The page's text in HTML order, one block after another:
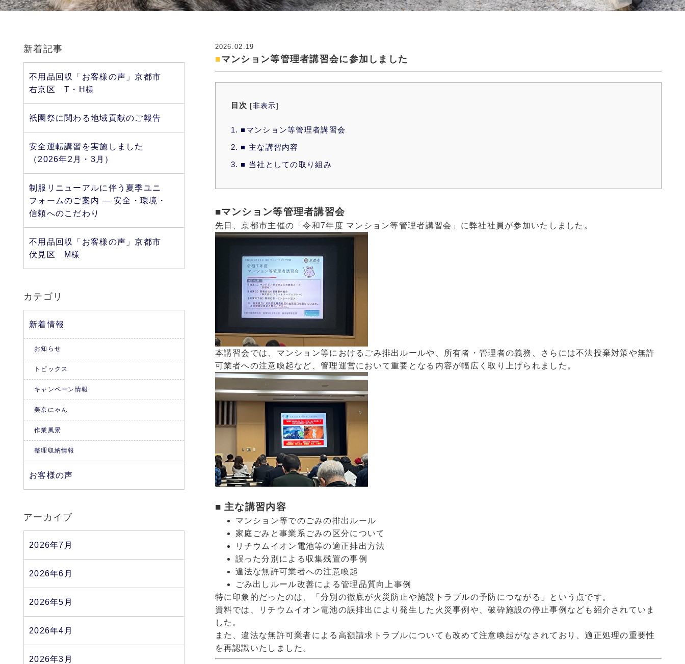
2026.02.19
マンション等管理者講習会に参加しました
目次 [非表示]
1. ■マンション等管理者講習会
2. ■ 主な講習内容
3. ■ 当社としての取り組み
■マンション等管理者講習会
先日、京都市主催の「令和7年度 マンション等管理者講習会」に弊社社員が参加いたしました。
本講習会では、マンション等におけるごみ排出ルールや、所有者・管理者の義務、さらには不法投棄対策や無許
可業者への注意喚起など、管理運営において重要となる内容が幅広く取り上げられました。
■ 主な講習内容
マンション等でのごみの排出ルール
家庭ごみと事業系ごみの区分について
リチウムイオン電池等の適正排出方法
誤った分別による収集残置の事例
違法な無許可業者への注意喚起
ごみ出しルール改善による管理品質向上事例
特に印象的だったのは、「分別の徹底が火災防止や施設トラブルの予防につながる」という点です。
資料では、リチウムイオン電池の誤排出により発生した火災事例や、破砕施設の停止事例なども紹介されていま
した。
また、違法な無許可業者による高額請求トラブルについても改めて注意喚起がなされており、適正処理の重要性
を再認識いたしました。
新着記事
不用品回収「お客様の声」京都市
右京区 T・H様
祇園祭に関わる地域貢献のご報告
安全運転講習を実施しました
（2026年2月・3月）
制服リニューアルに伴う夏季ユニ
フォームのご案内 ― 安全・環境・
信頼へのこだわり
不用品回収「お客様の声」京都市
伏見区 M様
カテゴリ
新着情報
お知らせ
トピックス
キャンペーン情報
美京にゃん
作業風景
整理収納情報
お客様の声
アーカイブ
2026年7月
2026年6月
2026年5月
2026年4月
2026年3月